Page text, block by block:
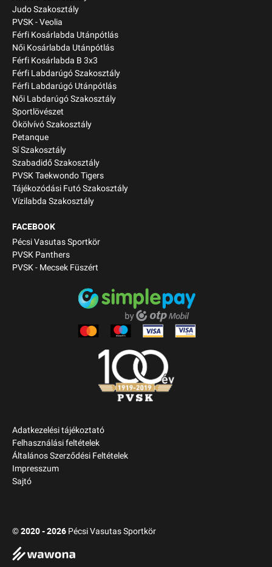
Judo Szakosztály
PVSK - Veolia
Férfi Kosárlabda Utánpótlás
Női Kosárlabda Utánpótlás
Férfi Kosárlabda B 3x3
Férfi Labdarúgó Szakosztály
Férfi Labdarúgó Utánpótlás
Női Labdarúgó Szakosztály
Sportlövészet
Ökölvívó Szakosztály
Petanque
Sí Szakosztály
Szabadidő Szakosztály
PVSK Taekwondo Tigers
Tájékozódási Futó Szakosztály
Vízilabda Szakosztály
FACEBOOK
Pécsi Vasutas Sportkör
PVSK Panthers
PVSK - Mecsek Füszért
Adatkezelési tájékoztató
Felhasználási feltételek
Általános Szerződési Feltételek
Impresszum
Sajtó
©2020 - 2026 Pécsi Vasutas Sportkör